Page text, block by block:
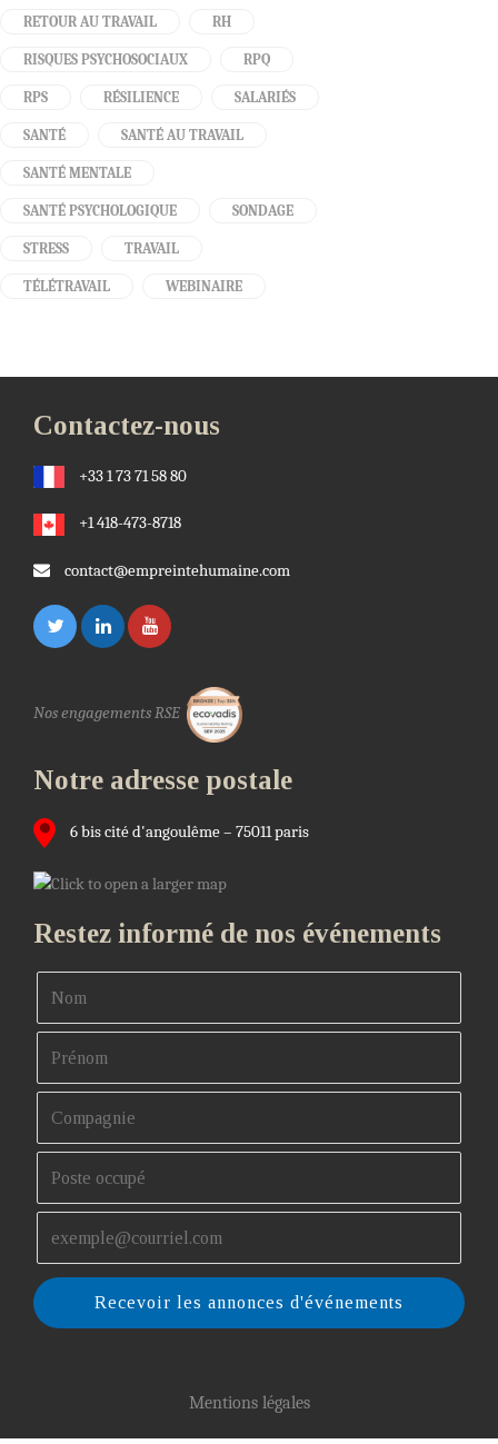
RETOUR AU TRAVAIL RH
RISQUES PSYCHOSOCIAUX RPQ
RPS RÉSILIENCE SALARIÉS
SANTÉ SANTÉ AU TRAVAIL
SANTÉ MENTALE
SANTÉ PSYCHOLOGIQUE SONDAGE
STRESS TRAVAIL
TÉLÉTRAVAIL WEBINAIRE
Contactez-nous
+33 1 73 71 58 80
+1 418-473-8718
contact@empreintehumaine.com
Nos engagements RSE
Notre adresse postale
6 bis cité d'angoulême – 75011 paris
Restez informé de nos événements
Recevoir les annonces d'événements
Mentions légales